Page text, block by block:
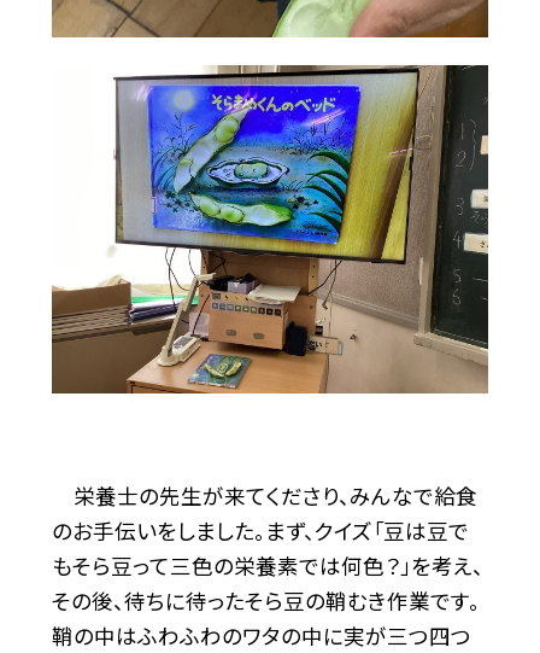
栄養士の先生が来てくださり、みんなで給食
のお手伝いをしました。まず、クイズ「豆は豆で
もそら豆って三色の栄養素では何色？」を考え、
その後、待ちに待ったそら豆の鞘むき作業です。
鞘の中はふわふわのワタの中に実が三つ四つ